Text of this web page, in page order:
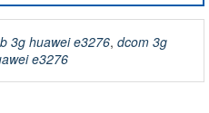
3g huawei e3276, dcom 3g
e3276